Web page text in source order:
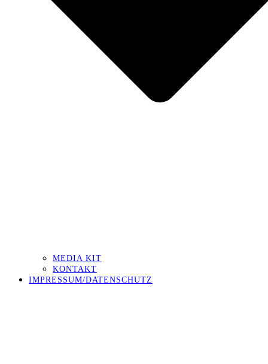
MEDIA KIT
KONTAKT
IMPRESSUM/DATENSCHUTZ